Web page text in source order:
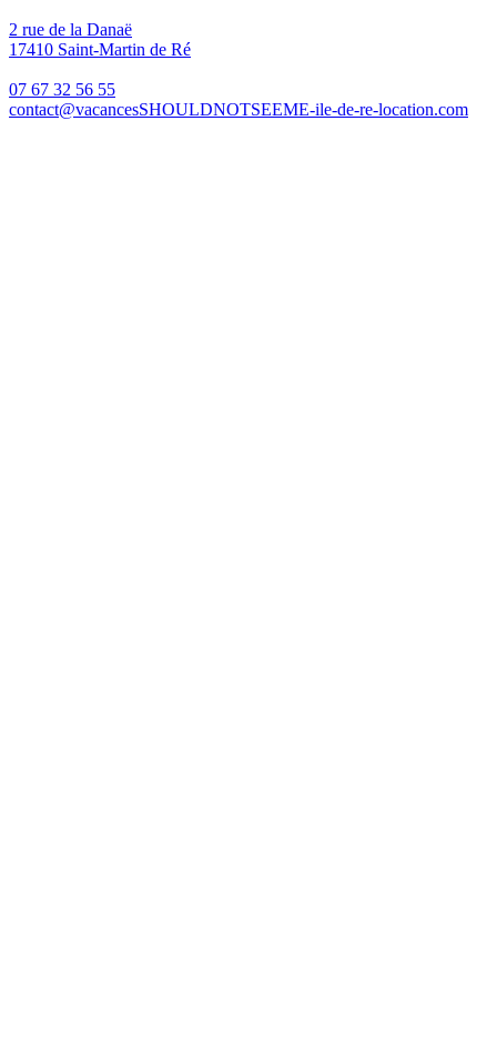
2 rue de la Danaë
17410 Saint-Martin de Ré
07 67 32 56 55
contact@vacancesSHOULDNOTSEEME-ile-de-re-location.com